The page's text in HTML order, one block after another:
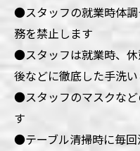
●スタッフの就業時体
務を禁止します
●スタッフは就業時、
後などに徹底した手洗
●スタッフのマスクな
す
●テーブル清掃時に毎